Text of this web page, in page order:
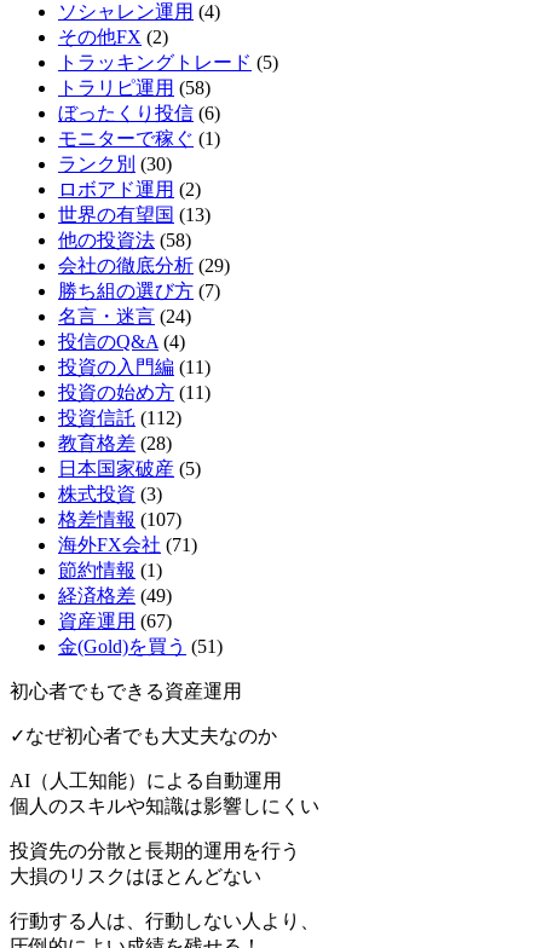
ソシャレン運用 (4)
その他FX (2)
トラッキングトレード (5)
トラリピ運用 (58)
ぼったくり投信 (6)
モニターで稼ぐ (1)
ランク別 (30)
ロボアド運用 (2)
世界の有望国 (13)
他の投資法 (58)
会社の徹底分析 (29)
勝ち組の選び方 (7)
名言・迷言 (24)
投信のQ&A (4)
投資の入門編 (11)
投資の始め方 (11)
投資信託 (112)
教育格差 (28)
日本国家破産 (5)
株式投資 (3)
格差情報 (107)
海外FX会社 (71)
節約情報 (1)
経済格差 (49)
資産運用 (67)
金(Gold)を買う (51)
初心者でもできる資産運用
✓なぜ初心者でも大丈夫なのか
AI（人工知能）による 自動運用
個人のスキルや知識は影響しにくい
投資先の分散と長期的運用を行う
大損のリスクはほとんどない
行動する人は、行動しない人より、